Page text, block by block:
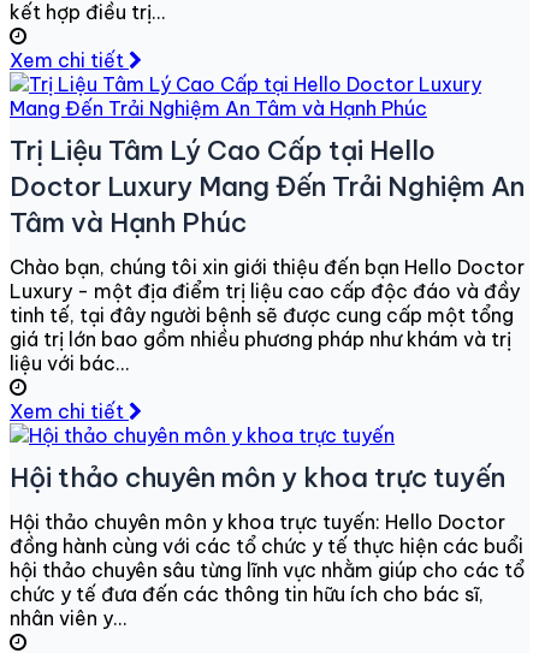
kết hợp điều trị...
Xem chi tiết
Trị Liệu Tâm Lý Cao Cấp tại Hello
Doctor Luxury Mang Đến Trải Nghiệm An
Tâm và Hạnh Phúc
Chào bạn, chúng tôi xin giới thiệu đến bạn Hello Doctor
Luxury - một địa điểm trị liệu cao cấp độc đáo và đầy
tinh tế, tại đây người bệnh sẽ được cung cấp một tổng
giá trị lớn bao gồm nhiều phương pháp như khám và trị
liệu với bác...
Xem chi tiết
Hội thảo chuyên môn y khoa trực tuyến
Hội thảo chuyên môn y khoa trực tuyến: Hello Doctor
đồng hành cùng với các tổ chức y tế thực hiện các buổi
hội thảo chuyên sâu từng lĩnh vực nhằm giúp cho các tổ
chức y tế đưa đến các thông tin hữu ích cho bác sĩ,
nhân viên y...